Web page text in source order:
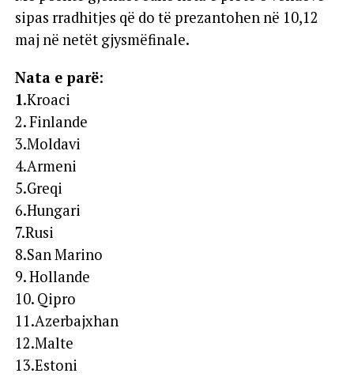
sipas rradhitjes që do të prezantohen në 10,12
maj në netët gjysmëfinale.
Nata e parë:
1.Kroaci
2. Finlande
3.Moldavi
4.Armeni
5.Greqi
6.Hungari
7.Rusi
8.San Marino
9. Hollande
10. Qipro
11.Azerbajxhan
12.Malte
13.Estoni